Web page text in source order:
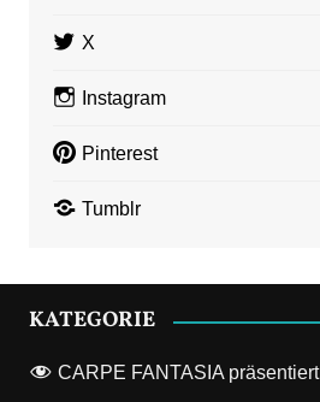
X
Instagram
Pinterest
Tumblr
KATEGORIE
CARPE FANTASIA präsentiert